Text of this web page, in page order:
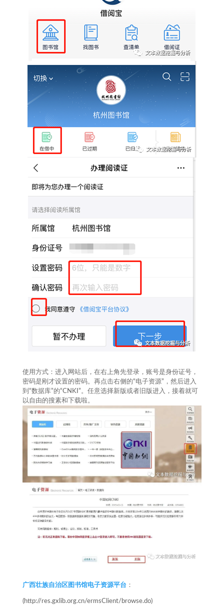
使用方式：进入网站后，在右上角先登录，账号是身份证号，
密码是刚才设置的密码。再点击右侧的“电子资源”，然后进入
到“数据库”的“CNKI”。任意选择新版或者旧版进入，接着就可
以自由的搜素和下载啦。
广西壮族自治区图书馆电子资源平台 ：
(http://res.gxlib.org.cn/ermsClient/browse.do)